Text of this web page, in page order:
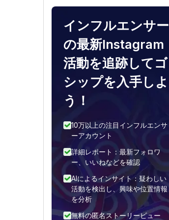
インフルエンサー
の最新Instagram
活動を追跡してゴ
シップを入手しよ
う！
10万以上の注目インフルエンサ
ーアカウント
詳細レポート：最新フォロワ
ー、いいねなどを確認
AIによるインサイト：疑わしい
活動を検出し、興味や位置情報
を分析
無料の匿名ストーリービュー